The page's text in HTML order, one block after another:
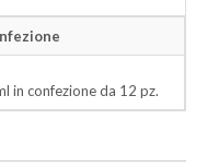
in confezione da 12 pz.